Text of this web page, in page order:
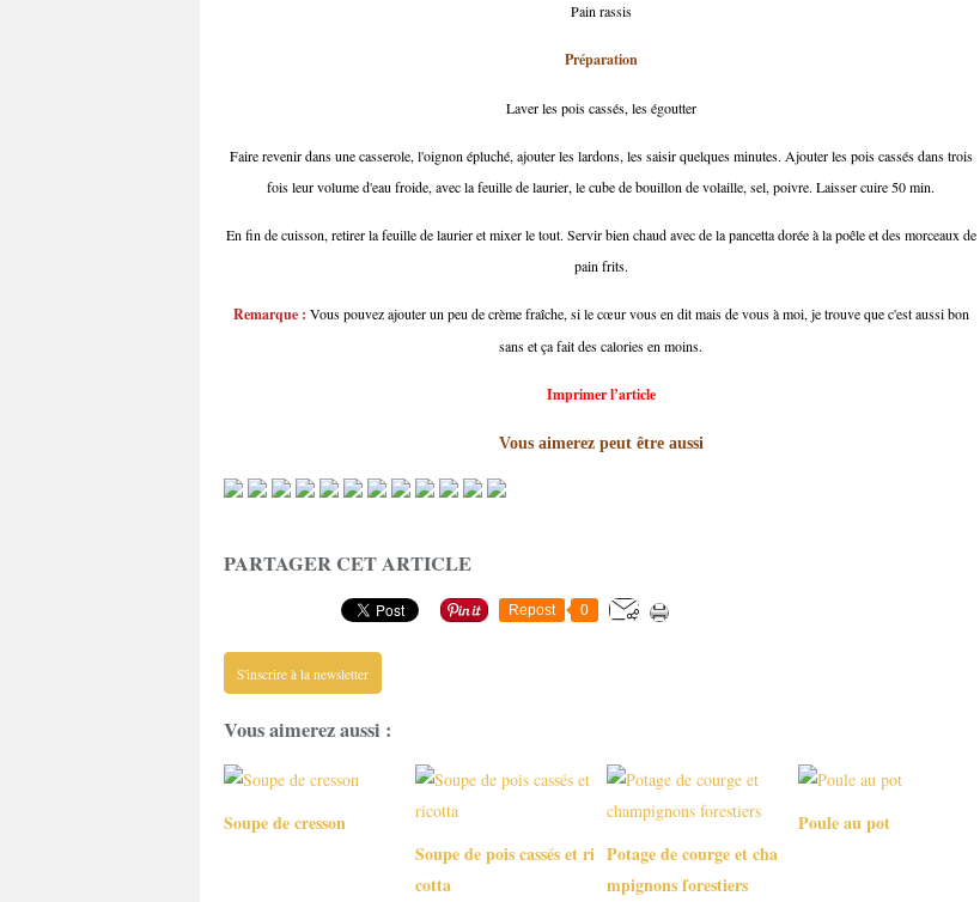
Pain rassis
Préparation
Laver les pois cassés, les égoutter
Faire revenir dans une casserole, l'oignon épluché, ajouter les lardons, les saisir quelques minutes. Ajouter les pois cassés dans trois
fois leur volume d'eau froide, avec la feuille de laurier, le cube de bouillon de volaille, sel, poivre. Laisser cuire 50 min.
En fin de cuisson, retirer la feuille de laurier et mixer le tout. Servir bien chaud avec de la pancetta dorée à la poêle et des morceaux de
pain frits.
Remarque : Vous pouvez ajouter un peu de crème fraîche, si le cœur vous en dit mais de vous à moi, je trouve que c'est aussi bon
sans et ça fait des calories en moins.
Imprimer l’article
Vous aimerez peut être aussi
PARTAGER CET ARTICLE
Repost 0
S'inscrire à la newsletter
Vous aimerez aussi :
Soupe de cresson
Soupe de pois cassés et ri
cotta
Potage de courge et cha
mpignons forestiers
Poule au pot